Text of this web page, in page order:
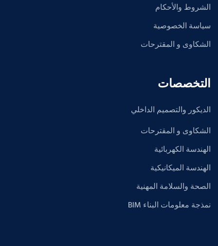
الشروط والأحكام
سياسة الخصوصية
الشكاوى و المقترحات
التخصصات
الديكور والتصميم الداخلي
الشكاوى و المقترحات
الهندسة الكهربائية
الهندسة الميكانيكية
الصحة والسلامة المهنية
نمذجة معلومات البناء BIM